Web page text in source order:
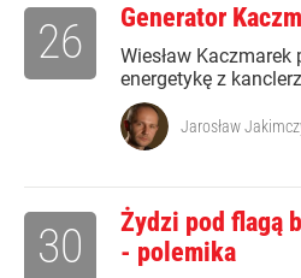
Generator
Wiesław Kaczmarek
energetykę z
26
Jarosław
Żydzi pod flagą
- polemika
30